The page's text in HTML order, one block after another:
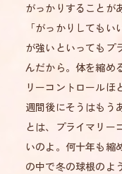
がっかりすることが
「がっかりしても
が強いといってもプ
んだから。体を縮め
リーコントロールほ
週間後にそうはもう
とは、プライマリー
いのよ。何十年も縮
の中で冬の球根のよ